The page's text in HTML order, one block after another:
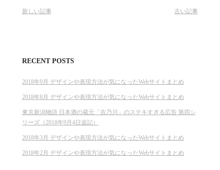
新しい記事 古い記事
RECENT POSTS
2018年9月 デザインや表現方法が気になったWebサイトまとめ
2018年8月 デザインや表現方法が気になったWebサイトまとめ
東京新潟物語 日本酒の蔵元「吉乃川」のステキすぎる広告 第四シ
リーズ（2018年9月4日追記）
2018年3月 デザインや表現方法が気になったWebサイトまとめ
2018年2月 デザインや表現方法が気になったWebサイトまとめ